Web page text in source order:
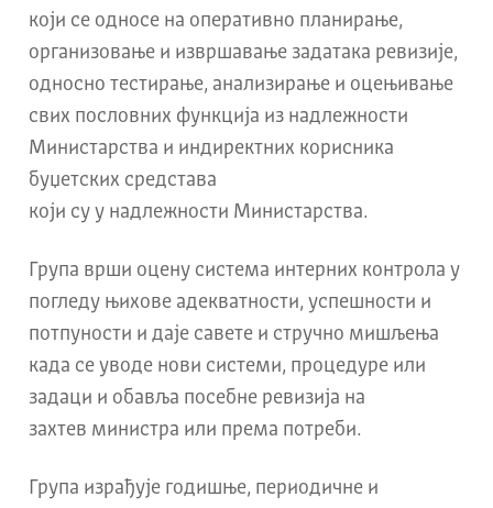
који се односе на оперативно планирање,
организовање и извршавање задатака ревизије,
односно тестирање, анализирање и оцењивање
свих пословних функција из надлежности
Министарства и индиректних корисника
буџетских средстава
који су у надлежности Министарства.
Група врши оцену система интерних контрола у
погледу њихове адекватности, успешности и
потпуности и даје савете и стручно мишљења
када се уводе нови системи, процедуре или
задаци и обавља посебне ревизија на
захтев министра или према потреби.
Група израђује годишње, периодичне и